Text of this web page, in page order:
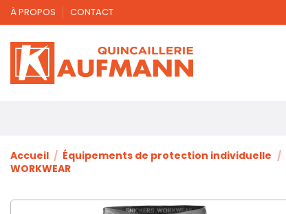
À PROPOS CONTACT
Accueil Équipements de protection individuelle
WORKWEAR